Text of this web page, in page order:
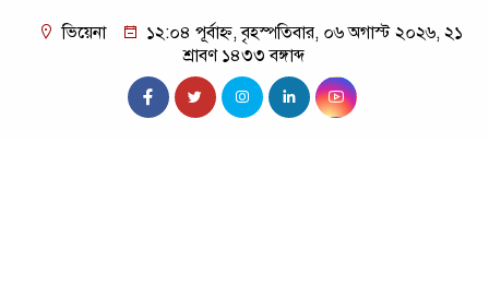
ভিয়েনা
১২:০৪ পূর্বাহ্ন, বৃহস্পতিবার, ০৬ অগাস্ট ২০২৬, ২১
শ্রাবণ ১৪৩৩ বঙ্গাব্দ